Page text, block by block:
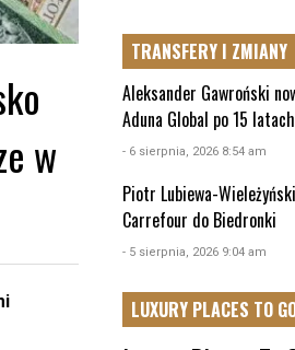
w
TRANSFERY I ZMIANY
Aleksander Gawroński
Aduna Global po 15
- 6 sierpnia, 2026 8:54 am
Piotr Lubiewa-
Carrefour do Biedronki
- 5 sierpnia, 2026 9:04 am
LUXURY PLACES TO